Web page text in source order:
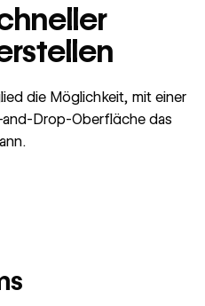
die Möglichkeit, mit einer
Drop-Oberfläche das